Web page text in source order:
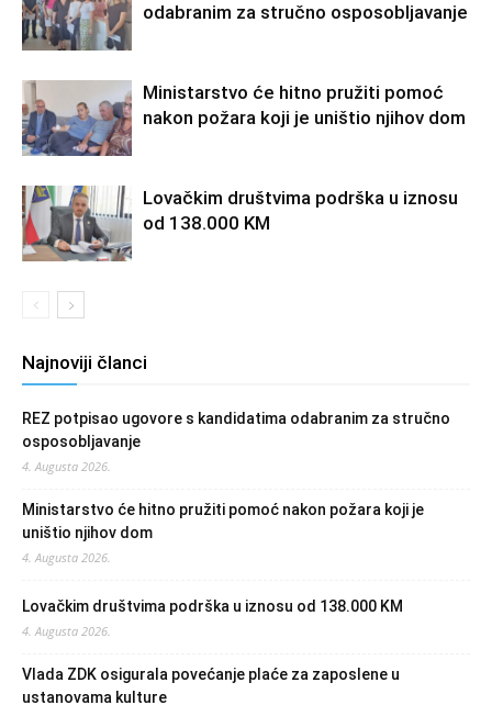
odabranim za stručno osposobljavanje
Ministarstvo će hitno pružiti pomoć
nakon požara koji je uništio njihov dom
Lovačkim društvima podrška u iznosu
od 138.000 KM
Najnoviji članci
REZ potpisao ugovore s kandidatima odabranim za stručno
osposobljavanje
4. Augusta 2026.
Ministarstvo će hitno pružiti pomoć nakon požara koji je
uništio njihov dom
4. Augusta 2026.
Lovačkim društvima podrška u iznosu od 138.000 KM
4. Augusta 2026.
Vlada ZDK osigurala povećanje plaće za zaposlene u
ustanovama kulture